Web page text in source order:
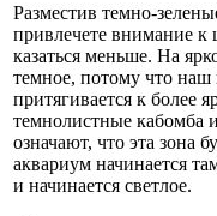
Разместив темно-
привлечете внимание к
казаться меньше. На
темное, потому что наш
притягивается к более
темнолистные кабомба
означают, что эта зона
аквариум начинается
и начинается светлое.